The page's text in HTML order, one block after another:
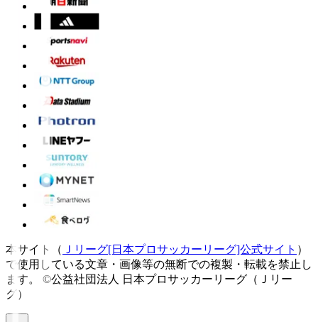
本サイト（ Ｊリーグ[日本プロサッカーリーグ]公式サイト ）
で使用している文章・画像等の無断での複製・転載を禁止し
ます。
©公益社団法人 日本プロサッカーリーグ（Ｊリー
グ）